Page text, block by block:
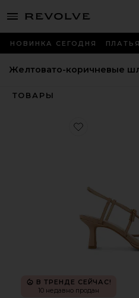
menu - shows more content
НОВИНКА СЕГОДНЯ ПЛАТЬЯ
Желтовато-коричневые
ТОВАРЫ
Favorite
В ТРЕНДЕ СЕЙЧАС!
10 недавно продан